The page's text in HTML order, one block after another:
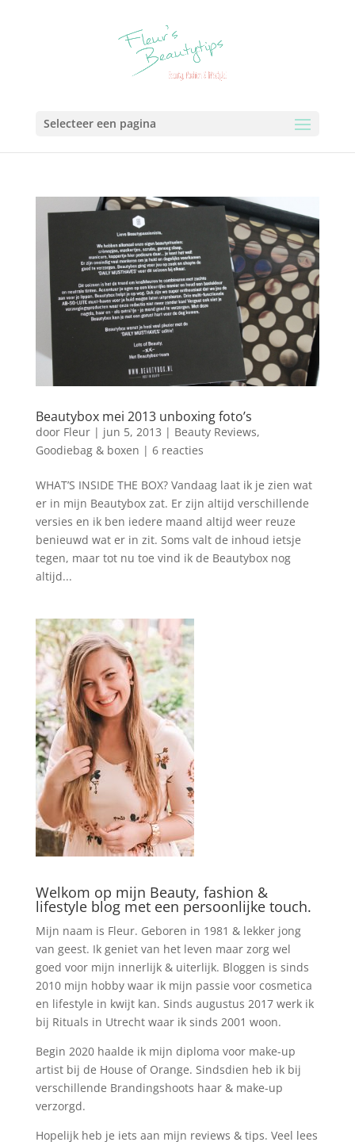
Selecteer een pagina
Beautybox mei 2013 unboxing foto’s
door Fleur| jun 5, 2013 | Beauty Reviews,
Goodiebag & boxen | 6 reacties
WHAT’S INSIDE THE BOX? Vandaag laat ik je zien wat
er in mijn Beautybox zat. Er zijn altijd verschillende
versies en ik ben iedere maand altijd weer reuze
benieuwd wat er in zit. Soms valt de inhoud ietsje
tegen, maar tot nu toe vind ik de Beautybox nog
altijd...
Welkom op mijn Beauty, fashion &
lifestyle blog met een persoonlijke touch.
Mijn naam is Fleur. Geboren in 1981 & lekker jong
van geest. Ik geniet van het leven maar zorg wel
goed voor mijn innerlijk & uiterlijk. Bloggen is sinds
2010 mijn hobby waar ik mijn passie voor cosmetica
en lifestyle in kwijt kan. Sinds augustus 2017 werk ik
bij Rituals in Utrecht waar ik sinds 2001 woon.
Begin 2020 haalde ik mijn diploma voor make-up
artist bij de House of Orange. Sindsdien heb ik bij
verschillende Brandingshoots haar & make-up
verzorgd.
Hopelijk heb je iets aan mijn reviews & tips. Veel lees